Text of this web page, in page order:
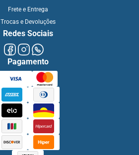
Frete e Entrega
Trocas e Devoluções
Redes Sociais
Pagamento